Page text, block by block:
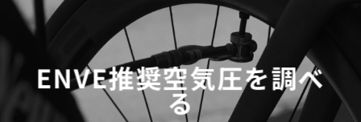
ENVE推奨空気圧を調べ
る